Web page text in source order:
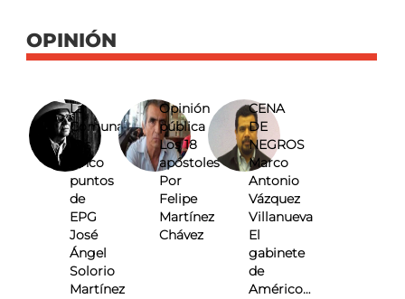
OPINIÓN
La
Comuna
Los
cinco
puntos
de
EPG
José
Ángel
Solorio
Martínez
Opinión
pública
Los 18
apóstoles
Por
Felipe
Martínez
Chávez
CENA
DE
NEGROS
Marco
Antonio
Vázquez
Villanueva
El
gabinete
de
Américo…